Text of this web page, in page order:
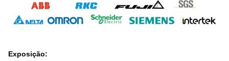
Exposição: